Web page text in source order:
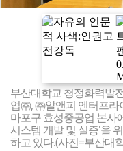
부산대학교 청정화력발
업㈜, ㈜알앤피 엔터프
마포구 효성중공업 본사
시스템 개발 및 실증'을
하고 있다.(사진=부산대